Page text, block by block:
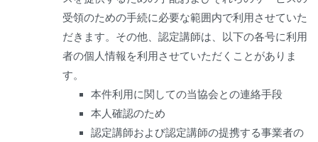
受領のための手続に必要な範囲内で利用させていた
だきます。その他、認定講師は、以下の各号に利用
者の個人情報を利用させていただくことがありま
す。
本件利用に関しての当協会との連絡手段
本人確認のため
認定講師および認定講師の提携する事業者の